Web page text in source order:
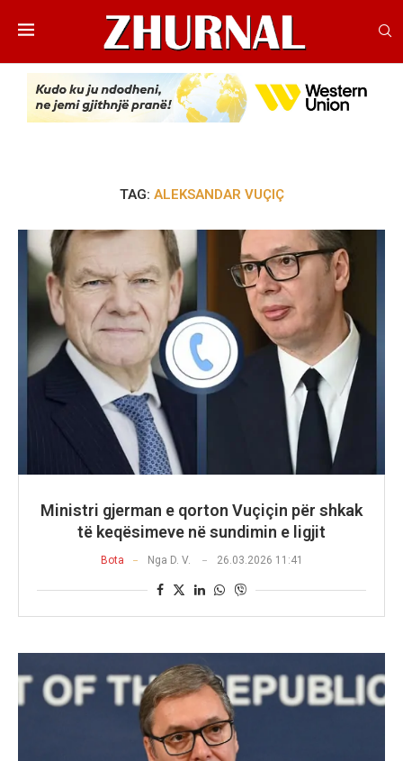
TAG: ALEKSANDAR VUÇIÇ
Ministri gjerman e qorton Vuçiçin për shkak
të keqësimeve në sundimin e ligjit
Bota Nga D. V. 26.03.2026 11:41